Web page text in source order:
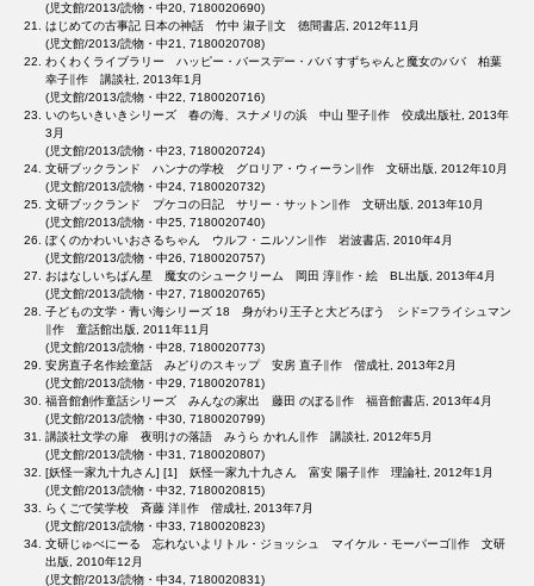
(児文館/2013/読物・中20, 7180020690)
はじめての古事記 日本の神話 竹中 淑子∥文 徳間書店, 2012年11月
(児文館/2013/読物・中21, 7180020708)
わくわくライブラリー ハッピー・バースデー・ババ すずちゃんと魔女のババ 柏葉
幸子∥作 講談社, 2013年1月
(児文館/2013/読物・中22, 7180020716)
いのちいきいきシリーズ 春の海、スナメリの浜 中山 聖子∥作 佼成出版社, 2013年
3月
(児文館/2013/読物・中23, 7180020724)
文研ブックランド ハンナの学校 グロリア・ウィーラン∥作 文研出版, 2012年10月
(児文館/2013/読物・中24, 7180020732)
文研ブックランド プケコの日記 サリー・サットン∥作 文研出版, 2013年10月
(児文館/2013/読物・中25, 7180020740)
ぼくのかわいいおさるちゃん ウルフ・ニルソン∥作 岩波書店, 2010年4月
(児文館/2013/読物・中26, 7180020757)
おはなしいちばん星 魔女のシュークリーム 岡田 淳∥作・絵 BL出版, 2013年4月
(児文館/2013/読物・中27, 7180020765)
子どもの文学・青い海シリーズ 18 身がわり王子と大どろぼう シド=フライシュマン
∥作 童話館出版, 2011年11月
(児文館/2013/読物・中28, 7180020773)
安房直子名作絵童話 みどりのスキップ 安房 直子∥作 偕成社, 2013年2月
(児文館/2013/読物・中29, 7180020781)
福音館創作童話シリーズ みんなの家出 藤田 のぼる∥作 福音館書店, 2013年4月
(児文館/2013/読物・中30, 7180020799)
講談社文学の扉 夜明けの落語 みうら かれん∥作 講談社, 2012年5月
(児文館/2013/読物・中31, 7180020807)
[妖怪一家九十九さん] [1] 妖怪一家九十九さん 富安 陽子∥作 理論社, 2012年1月
(児文館/2013/読物・中32, 7180020815)
らくごで笑学校 斉藤 洋∥作 偕成社, 2013年7月
(児文館/2013/読物・中33, 7180020823)
文研じゅべにーる 忘れないよリトル・ジョッシュ マイケル・モーパーゴ∥作 文研
出版, 2010年12月
(児文館/2013/読物・中34, 7180020831)